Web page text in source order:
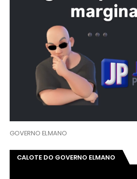
GOVERNO ELMANO
CALOTE DO GOVERNO ELMANO